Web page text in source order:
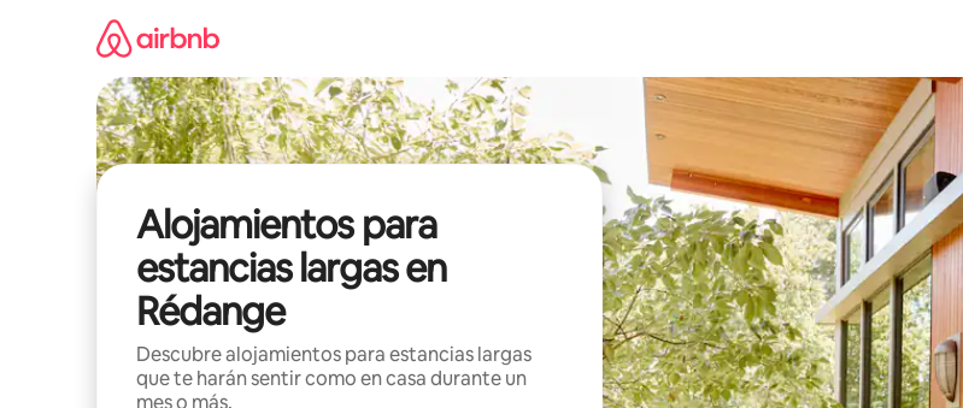
Alojamientos para
estancias largas en
Rédange
Descubre alojamientos para estancias largas
que te harán sentir como en casa durante un
mes o más.